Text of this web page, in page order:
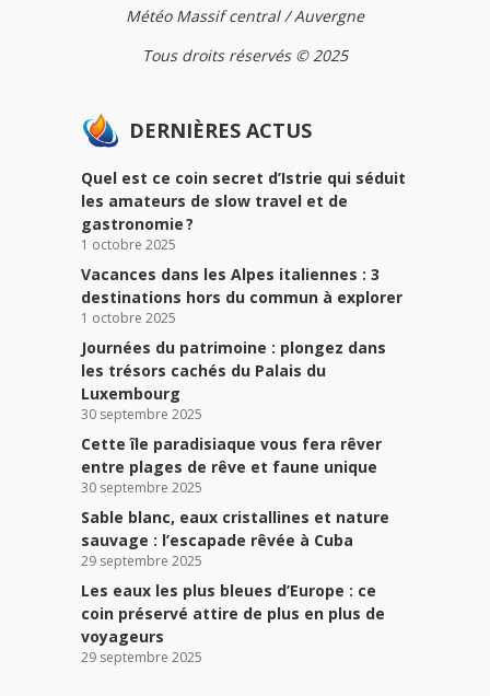
Météo Massif central / Auvergne
Tous droits réservés © 2025
DERNIÈRES ACTUS
Quel est ce coin secret d’Istrie qui séduit
les amateurs de slow travel et de
gastronomie ?
1 octobre 2025
Vacances dans les Alpes italiennes : 3
destinations hors du commun à explorer
1 octobre 2025
Journées du patrimoine : plongez dans
les trésors cachés du Palais du
Luxembourg
30 septembre 2025
Cette île paradisiaque vous fera rêver
entre plages de rêve et faune unique
30 septembre 2025
Sable blanc, eaux cristallines et nature
sauvage : l’escapade rêvée à Cuba
29 septembre 2025
Les eaux les plus bleues d’Europe : ce
coin préservé attire de plus en plus de
voyageurs
29 septembre 2025